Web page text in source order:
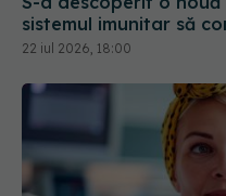
sistemul imunitar să
22 iul 2026, 18:00